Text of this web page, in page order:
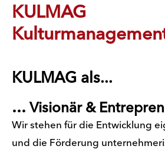
KULMAG
KULMAG als...
… Visionär &
Wir stehen für die Entwicklung
und die Förderung